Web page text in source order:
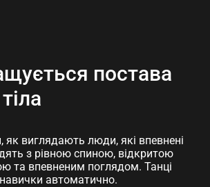
постава
як виглядають люди, які впевнені
з рівною спиною, відкритою
та впевненим поглядом. Танці
автоматично.